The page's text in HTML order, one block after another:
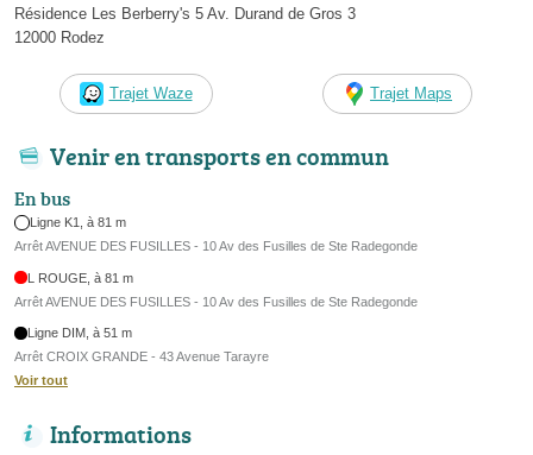
Résidence Les Berberry's 5 Av. Durand de Gros 3
12000 Rodez
Trajet Waze Trajet Maps
Venir en transports en commun
En bus
Ligne K1, à 81 m
Arrêt AVENUE DES FUSILLES - 10 Av des Fusilles de Ste Radegonde
L ROUGE, à 81 m
Arrêt AVENUE DES FUSILLES - 10 Av des Fusilles de Ste Radegonde
Ligne DIM, à 51 m
Arrêt CROIX GRANDE - 43 Avenue Tarayre
Voir tout
Informations